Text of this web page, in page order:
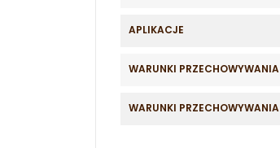
APLIKACJE
WARUNKI PRZECHOWYWANIA
WARUNKI PRZECHOWYWANIA